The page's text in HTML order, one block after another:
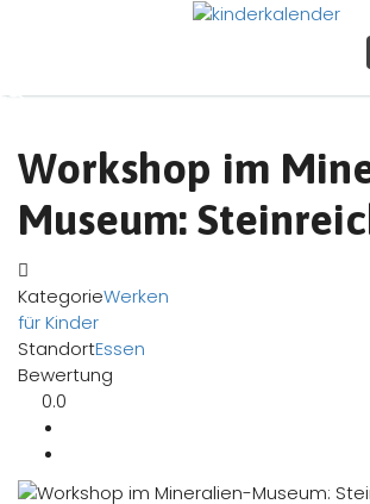
Workshop im
Museum:
KategorieWerken
für Kinder
StandortEssen
Bewertung
0.0